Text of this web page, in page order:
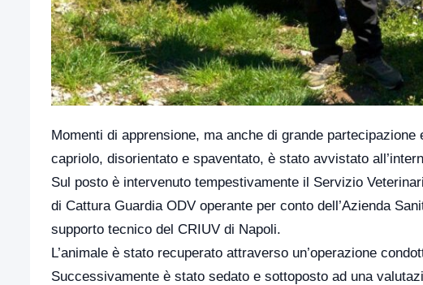
Momenti di apprensione, ma anche di grande
capriolo, disorientato e spaventato, è stato avvistato
Sul posto è intervenuto tempestivamente il Servizio
di Cattura Guardia ODV operante per conto dell’Azienda
supporto tecnico del CRIUV di Napoli.
L’animale è stato recuperato attraverso un’operazione
Successivamente è stato sedato e sottoposto ad una